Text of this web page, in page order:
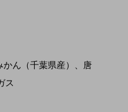
かん（千葉県産）、唐
ス